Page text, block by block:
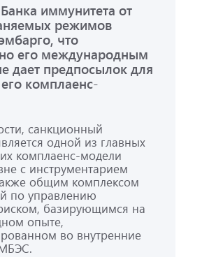
иммунитета от
режимов
что
его международным
дает предпосылок для
комплаенс-
санкционный
одной из главных
комплаенс-модели
с инструментарием
общим комплексом
по управлению
базирующимся на
опыте,
во внутренние